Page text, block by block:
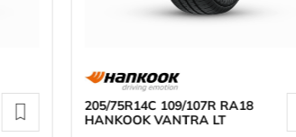
205/75R14C 109/107R RA18
HANKOOK VANTRA LT